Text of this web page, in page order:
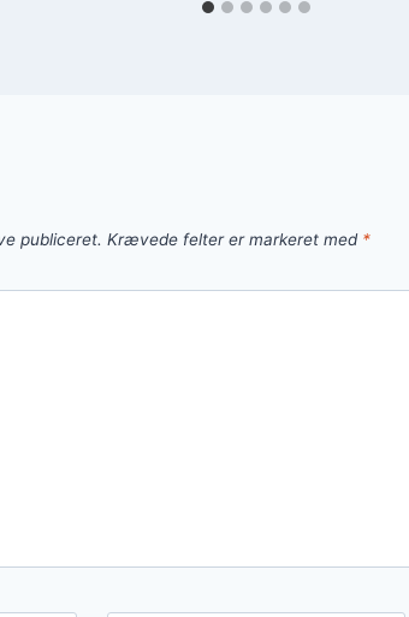
publiceret. Krævede felter er markeret med *